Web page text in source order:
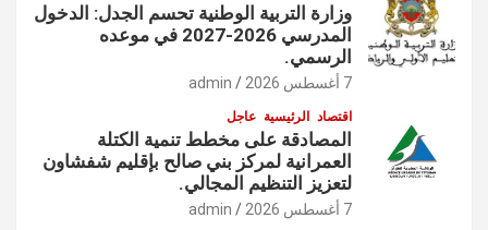
وزارة التربية الوطنية تحسم الجدل: الدخول
المدرسي 2026-2027 في موعده
الرسمي.
7 أغسطس 2026 admin
اقتصاد الرئيسية عاجل
المصادقة على مخطط تنمية الكتلة
العمرانية لمركز بني صالح بإقليم شفشاون
لتعزيز التنظيم المجالي.
7 أغسطس 2026 admin